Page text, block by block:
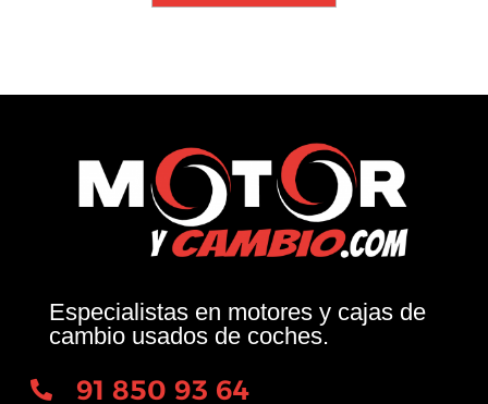
Especialistas en motores y cajas de
cambio usados de coches.
91 850 93 64